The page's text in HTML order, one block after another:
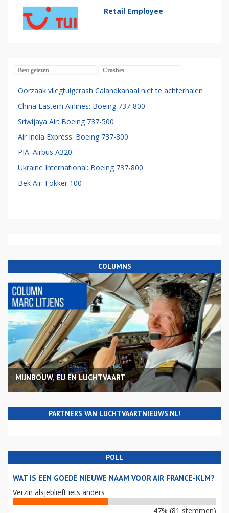
Retail Employee
Best gelezen Crashes
Oorzaak vliegtuigcrash Calandkanaal niet te achterhalen
China Eastern Airlines: Boeing 737-800
Sriwijaya Air: Boeing 737-500
Air India Express: Boeing 737-800
PIA: Airbus A320
Ukraine International: Boeing 737-800
Bek Air: Fokker 100
COLUMNS
MIJNBOUW, EU EN LUCHTVAART
PARTNERS VAN LUCHTVAARTNIEUWS.NL!
POLL
WAT IS EEN GOEDE NIEUWE NAAM VOOR AIR FRANCE-KLM?
Verzin alsjeblieft iets anders
47% (81 stemmen)